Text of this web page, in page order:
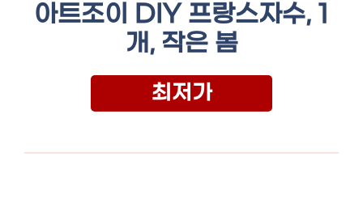
아트조이 DIY 프랑스자수, 1
개, 작은 봄
최저가